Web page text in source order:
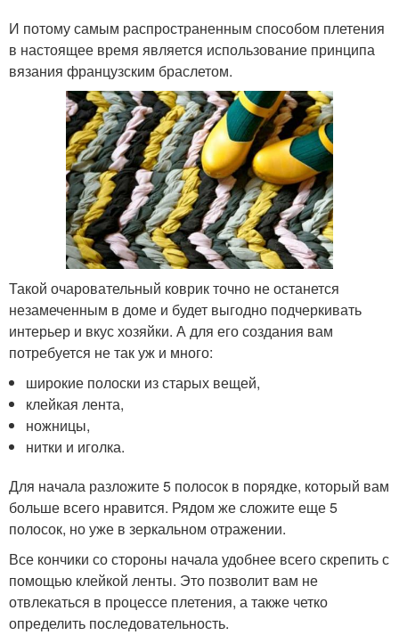
И потому самым распространенным способом плетения
в настоящее время является использование принципа
вязания французским браслетом.
Такой очаровательный коврик точно не останется
незамеченным в доме и будет выгодно подчеркивать
интерьер и вкус хозяйки. А для его создания вам
потребуется не так уж и много:
широкие полоски из старых вещей,
клейкая лента,
ножницы,
нитки и иголка.
Для начала разложите 5 полосок в порядке, который вам
больше всего нравится. Рядом же сложите еще 5
полосок, но уже в зеркальном отражении.
Все кончики со стороны начала удобнее всего скрепить с
помощью клейкой ленты. Это позволит вам не
отвлекаться в процессе плетения, а также четко
определить последовательность.